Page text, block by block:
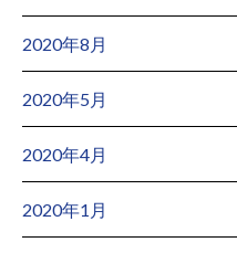
2020年8月
2020年5月
2020年4月
2020年1月